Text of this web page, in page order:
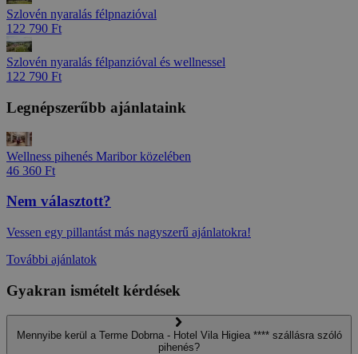
Szlovén nyaralás félpnazióval
122 790 Ft
Szlovén nyaralás félpanzióval és wellnessel
122 790 Ft
Legnépszerűbb ajánlataink
Wellness pihenés Maribor közelében
46 360 Ft
Nem választott?
Vessen egy pillantást más nagyszerű ajánlatokra!
További ajánlatok
Gyakran ismételt kérdések
Mennyibe kerül a Terme Dobrna - Hotel Vila Higiea **** szállásra szóló
pihenés?